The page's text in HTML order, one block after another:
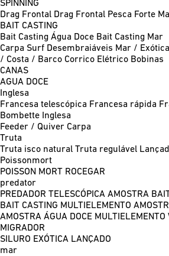
SPINNING
Drag Frontal Drag Frontal Pesca Forte
BAIT CASTING
Bait Casting Água Doce Bait Casting Mar
Carpa Surf Desembraiáveis Mar /
/ Costa / Barco Corrico Elétrico Bobinas
CANAS
AGUA DOCE
Inglesa
Francesa telescópica Francesa rápida
Bombette Inglesa
Feeder / Quiver Carpa
Truta
Truta isco natural Truta regulável
Poissonmort
POISSON MORT ROCEGAR
predator
PREDADOR TELESCÓPICA AMOSTRA
BAIT CASTING MULTIELEMENTO
AMOSTRA ÁGUA DOCE MULTIELEMENTO
MIGRADOR
SILURO EXÓTICA LANÇADO
mar